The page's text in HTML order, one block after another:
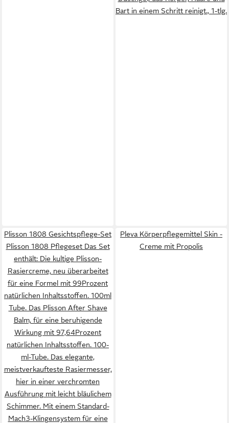
Bart in einem Schritt reinigt., 1-tlg.
Plisson 1808 Gesichtspflege-Set
Plisson 1808 Pflegeset Das Set
enthält: Die kultige Plisson-
Rasiercreme, neu überarbeitet
für eine Formel mit 99Prozent
natürlichen Inhaltsstoffen. 100ml
Tube. Das Plisson After Shave
Balm, für eine beruhigende
Wirkung mit 97,64Prozent
natürlichen Inhaltsstoffen. 100-
ml-Tube. Das elegante,
meistverkaufteste Rasiermesser,
hier in einer verchromten
Ausführung mit leicht bläulichem
Schimmer. Mit einem Standard-
Mach3-Klingensystem für eine
Pleva Körperpflegemittel Skin -
Creme mit Propolis